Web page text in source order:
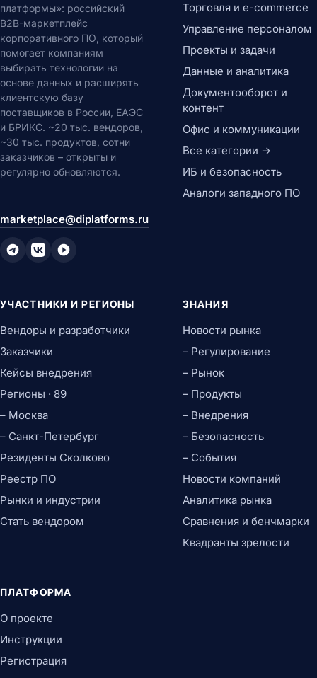
платформы»: российский
B2B-маркетплейс
корпоративного ПО, который
помогает компаниям
выбирать технологии на
основе данных и расширять
клиентскую базу
поставщиков в России, ЕАЭС
и БРИКС. ~20 тыс. вендоров,
~30 тыс. продуктов, сотни
заказчиков – открыты и
регулярно обновляются.
marketplace@diplatforms.ru
Торговля и e-commerce
Управление персоналом
Проекты и задачи
Данные и аналитика
Документооборот и
контент
Офис и коммуникации
Все категории →
ИБ и безопасность
Аналоги западного ПО
УЧАСТНИКИ И РЕГИОНЫ
Вендоры и разработчики
Заказчики
Кейсы внедрения
Регионы · 89
– Москва
– Санкт-Петербург
Резиденты Сколково
Реестр ПО
Рынки и индустрии
Стать вендором
ЗНАНИЯ
Новости рынка
– Регулирование
– Рынок
– Продукты
– Внедрения
– Безопасность
– События
Новости компаний
Аналитика рынка
Сравнения и бенчмарки
Квадранты зрелости
ПЛАТФОРМА
О проекте
Инструкции
Регистрация